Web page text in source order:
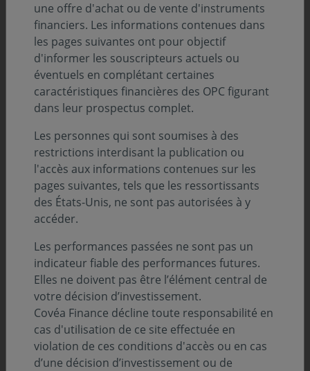
Infos clés
Profil de risque (SRI) :
Niveau
1 Niveau
2 Niveau
3 Niveau
4 Niveau
5 Niveau
Durée de placement minimum conseillée :
5 ans
Zone d’investissement :
Monde
Devise :
Classification SFDR :
Art. 8
Position-recommandation AMF :
Catégorie 2 AMF
une offre d'achat ou de vente d'instruments
financiers. Les informations contenues dans
les pages suivantes ont pour objectif
d'informer les souscripteurs actuels ou
éventuels en complétant certaines
caractéristiques financières des OPC figurant
dans leur prospectus complet.
Les personnes qui sont soumises à des
restrictions interdisant la publication ou
l'accès aux informations contenues sur les
pages suivantes, tels que les ressortissants
des États-Unis, ne sont pas autorisées à y
accéder.
Les performances passées ne sont pas un
indicateur fiable des performances futures.
Elles ne doivent pas être l’élément central de
votre décision d’investissement.
Covéa Finance décline toute responsabilité en
cas d'utilisation de ce site effectuée en
violation de ces conditions d'accès ou en cas
d’une décision d’investissement ou de